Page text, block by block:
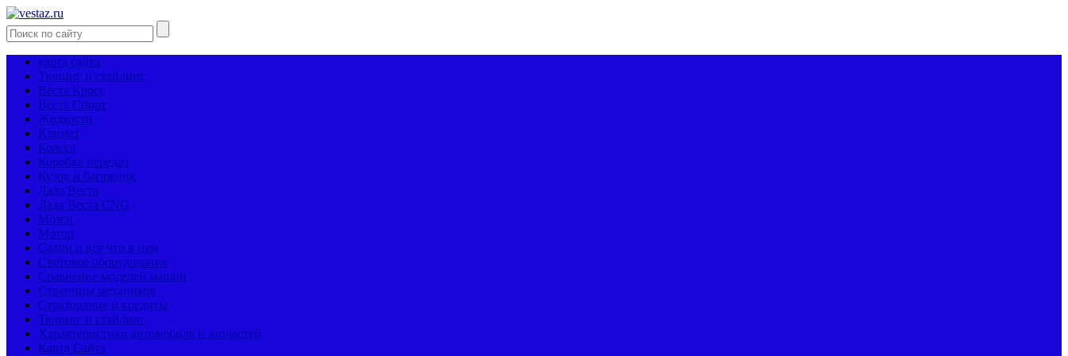
карта сайта
Тюнинг и стайлинг
Веста Кросс
Веста Спорт
Жидкости
Климат
Колеса
Коробка передач
Кузов и багажник
Лада Веста
Лада Веста CNG
Мозги
Мотор
Салон и все что в нем
Световое оборудование
Сравнение моделей машин
Страницы механиков
Страхование и кредиты
Тюнинг и стайлинг
Характеристики автомобиля и запчастей
Карта Сайта